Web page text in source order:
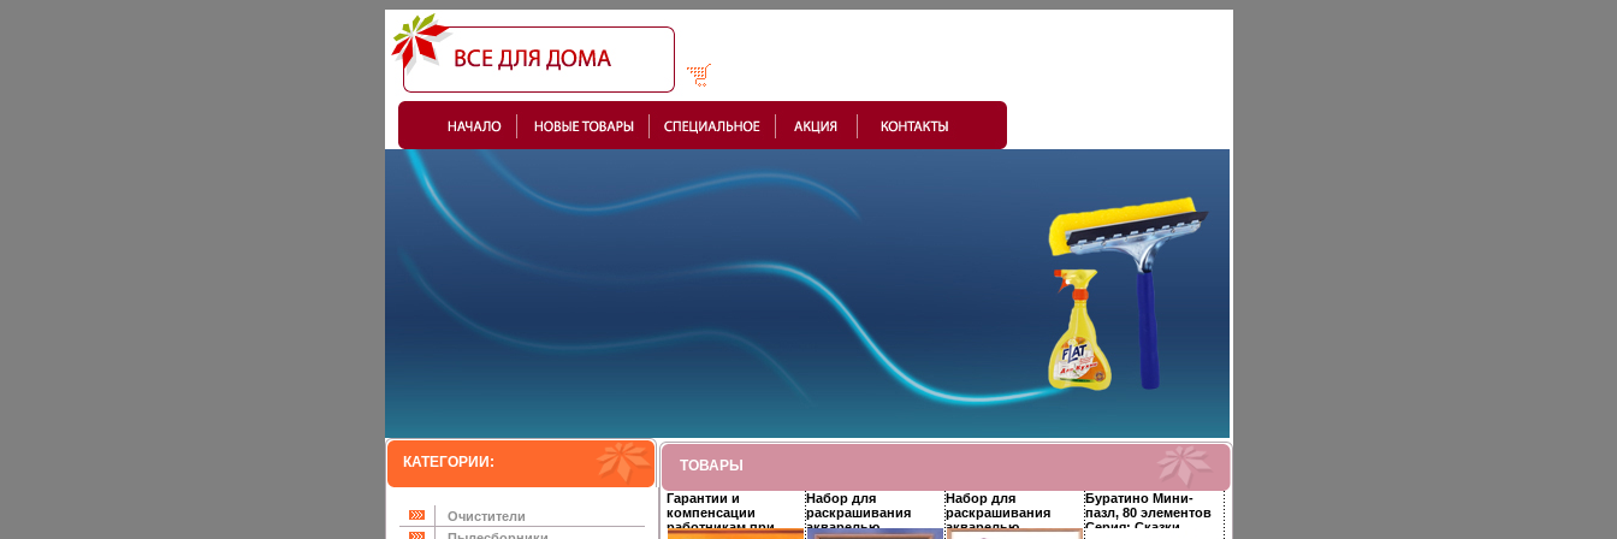
КАТЕГОРИИ:
Очистители
ТОВАРЫ
Гарантии и
компенсации
работникам при
Набор для
раскрашивания
акварелью
Набор для
раскрашивания
акварелью
Буратино Мини-
пазл, 80 элементов
Серия: Сказки